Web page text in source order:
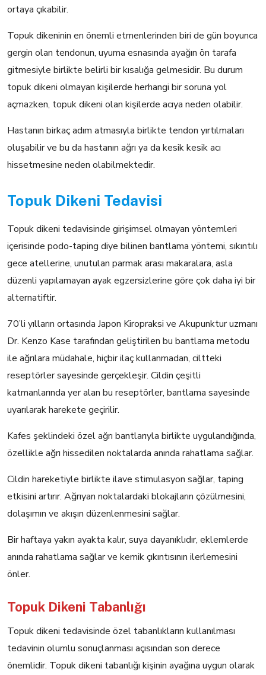
ortaya çıkabilir.
Topuk dikeninin en önemli etmenlerinden biri de gün boyunca
gergin olan tendonun, uyuma esnasında ayağın ön tarafa
gitmesiyle birlikte belirli bir kısalığa gelmesidir. Bu durum
topuk dikeni olmayan kişilerde herhangi bir soruna yol
açmazken, topuk dikeni olan kişilerde acıya neden olabilir.
Hastanın birkaç adım atmasıyla birlikte tendon yırtılmaları
oluşabilir ve bu da hastanın ağrı ya da kesik kesik acı
hissetmesine neden olabilmektedir.
Topuk Dikeni Tedavisi
Topuk dikeni tedavisinde girişimsel olmayan yöntemleri
içerisinde podo-taping diye bilinen bantlama yöntemi, sıkıntılı
gece atellerine, unutulan parmak arası makaralara, asla
düzenli yapılamayan ayak egzersizlerine göre çok daha iyi bir
alternatiftir.
70’li yılların ortasında Japon Kiropraksi ve Akupunktur uzmanı
Dr. Kenzo Kase tarafından geliştirilen bu bantlama metodu
ile ağrılara müdahale, hiçbir ilaç kullanmadan, ciltteki
reseptörler sayesinde gerçekleşir. Cildin çeşitli
katmanlarında yer alan bu reseptörler, bantlama sayesinde
uyarılarak harekete geçirilir.
Kafes şeklindeki özel ağrı bantlarıyla birlikte uygulandığında,
özellikle ağrı hissedilen noktalarda anında rahatlama sağlar.
Cildin hareketiyle birlikte ilave stimulasyon sağlar, taping
etkisini artırır. Ağrıyan noktalardaki blokajların çözülmesini,
dolaşımın ve akışın düzenlenmesini sağlar.
Bir haftaya yakın ayakta kalır, suya dayanıklıdır, eklemlerde
anında rahatlama sağlar ve kemik çıkıntısının ilerlemesini
önler.
Topuk Dikeni Tabanlığı
Topuk dikeni tedavisinde özel tabanlıkların kullanılması
tedavinin olumlu sonuçlanması açısından son derece
önemlidir. Topuk dikeni tabanlığı kişinin ayağına uygun olarak